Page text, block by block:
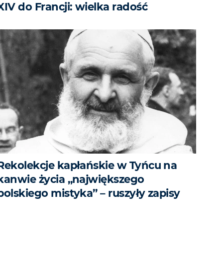
do Francji: wielka radość
kapłańskie w Tyńcu na
życia „największego
mistyka” – ruszyły zapisy